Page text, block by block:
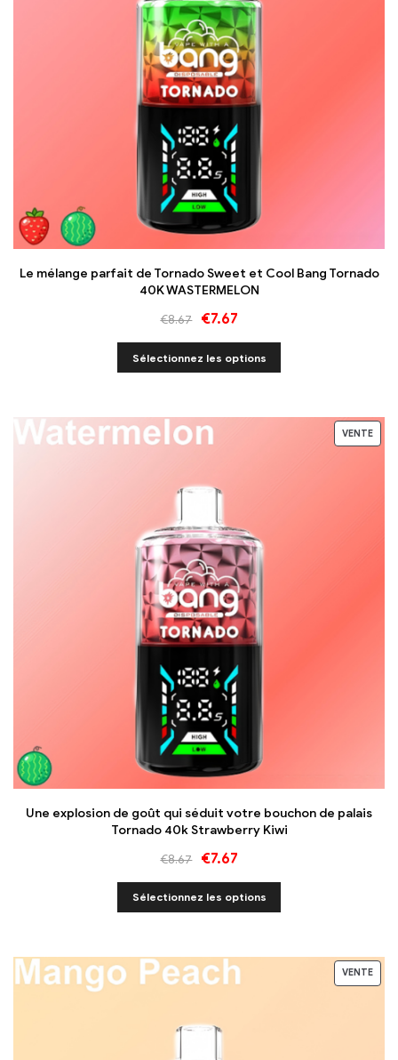
Le mélange parfait de Tornado Sweet et Cool Bang Tornado
40K WASTERMELON
€8.67 €7.67
Sélectionnez les options
VENTE
Une explosion de goût qui séduit votre bouchon de palais
Tornado 40k Strawberry Kiwi
€8.67 €7.67
Sélectionnez les options
VENTE